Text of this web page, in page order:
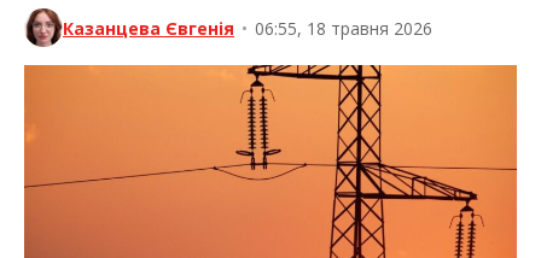
Казанцева Євгенія • 06:55, 18 травня 2026